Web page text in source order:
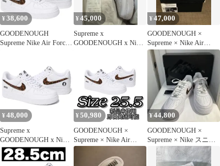
¥ 38,600
GOODENOUGH
Supreme Nike Air Force
¥45,000
Supreme x
GOODENOUGH x Nike
¥47,000
GOODENOUGH ×
Supreme × Nike Air
Force 1
¥ 48,000
Supreme x
GOODENOUGH x Nike
Air Force 1
¥ 50,980
GOODENOUGH ×
Supreme × Nike Air
Force 1
¥44,800
GOODENOUGH ×
Supreme × Nike スニー
カー